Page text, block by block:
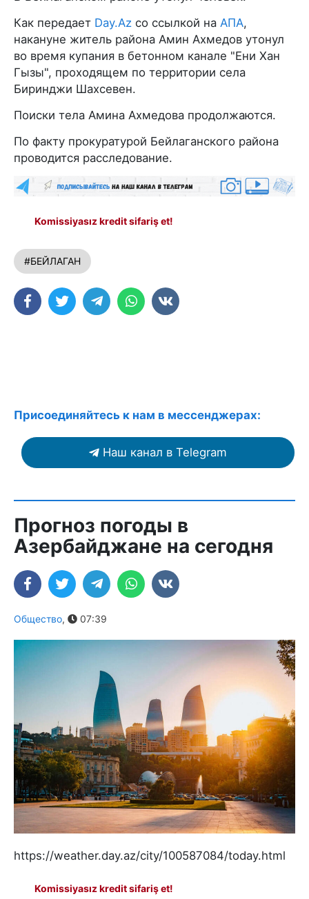
Как передает Day.Az со ссылкой на АПА,
накануне житель района Амин Ахмедов утонул
во время купания в бетонном канале "Ени Хан
Гызы", проходящем по территории села
Биринджи Шахсевен.
Поиски тела Амина Ахмедова продолжаются.
По факту прокуратурой Бейлаганского района
проводится расследование.
Komissiyasız kredit sifariş et!
#БЕЙЛАГАН
Присоединяйтесь к нам в мессенджерах:
Наш канал в Telegram
Прогноз погоды в
Азербайджане на сегодня
Общество, 07:39
https://weather.day.az/city/100587084/today.html
Komissiyasız kredit sifariş et!